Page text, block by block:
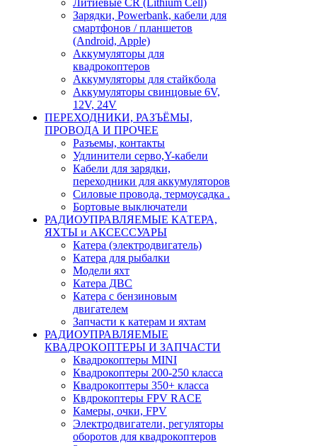
Литиевые CR (Lithium Сell)
Зарядки, Powerbank, кабели для
смартфонов / планшетов
(Android, Apple)
Аккумуляторы для
квадрокоптеров
Аккумуляторы для стайкбола
Аккумуляторы свинцовые 6V,
12V, 24V
ПЕРЕХОДНИКИ, РАЗЪЁМЫ,
ПРОВОДА И ПРОЧЕЕ
Разъемы, контакты
Удлинители серво,Y-кабели
Кабели для зарядки,
переходники для аккумуляторов
Силовые провода, термоусадка .
Бортовые выключатели
РАДИОУПРАВЛЯЕМЫЕ КАТЕРА,
ЯХТЫ и АКСЕССУАРЫ
Катера (электродвигатель)
Катера для рыбалки
Модели яхт
Катера ДВС
Катера с бензиновым
двигателем
Запчасти к катерам и яхтам
РАДИОУПРАВЛЯЕМЫЕ
КВАДРОКОПТЕРЫ И ЗАПЧАСТИ
Квадрокоптеры MINI
Квадрокоптеры 200-250 класса
Квадрокоптеры 350+ класса
Квдрокоптеры FPV RACE
Камеры, очки, FPV
Электродвигатели, регуляторы
оборотов для квадрокоптеров